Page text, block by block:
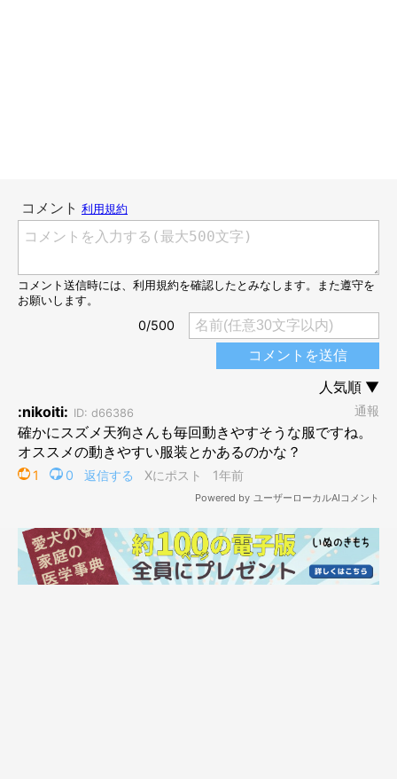
初めてわんこを飼ったらしいママさん。
公園でお会いした時はおしゃれな服装で着ていました。
ピカピカのリードと首輪、散歩バッグも小さくて可愛く、おしゃ
れなスカートを履いて来られていて、素敵だなーと思って見てま
公園デビューしたての飼い犬は、小さくても力いっぱいあちこち
走り回ります。
公園中をママさんを引っ張り回していて、あまりの元気さにママ
さんも大変そう。
体力いっぱいの子犬と散歩するには大変そうでした。
そして、スカートだったのがパンツスタイルに、手提げの小さい
散歩バッグが斜めがけに…と
会うたびにカジュアルスタイルにチェンジしていくママさん。